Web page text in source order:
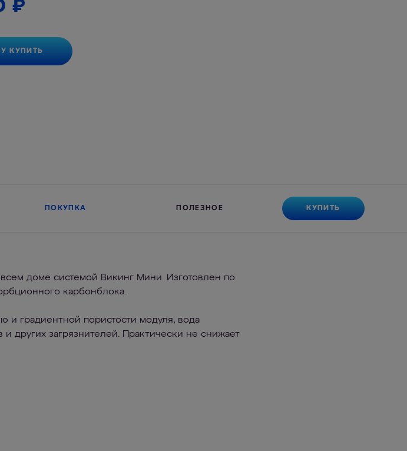
₽
КУПИТЬ
ПОКУПКА ПОЛЕЗНОЕ КУПИТЬ
доме системой Викинг Мини. Изготовлен по
карбонблока.
и градиентной пористости модуля, вода
других загрязнителей. Практически не снижает